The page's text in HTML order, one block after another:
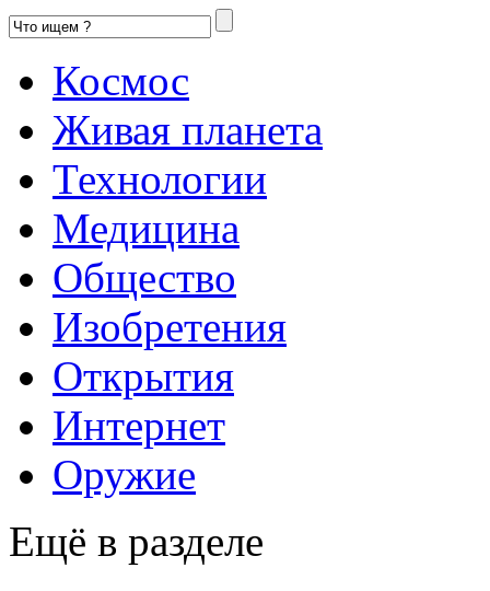
Космос
Живая планета
Технологии
Медицина
Общество
Изобретения
Открытия
Интернет
Оружие
Ещё в разделе